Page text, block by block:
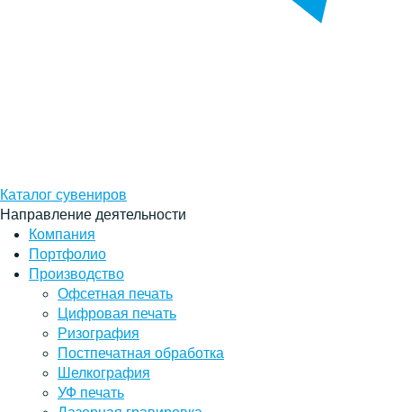
Каталог сувениров
Направление деятельности
Компания
Портфолио
Производство
Офсетная печать
Цифровая печать
Ризография
Постпечатная обработка
Шелкография
УФ печать